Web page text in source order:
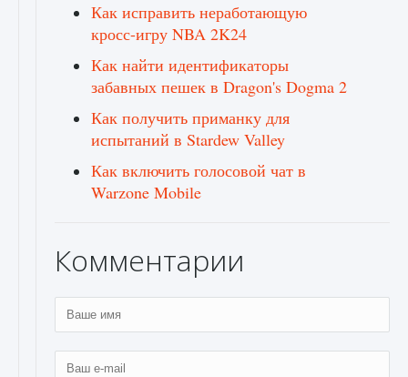
Как исправить неработающую
кросс-игру NBA 2K24
Как найти идентификаторы
забавных пешек в Dragon's Dogma 2
Как получить приманку для
испытаний в Stardew Valley
Как включить голосовой чат в
Warzone Mobile
Комментарии